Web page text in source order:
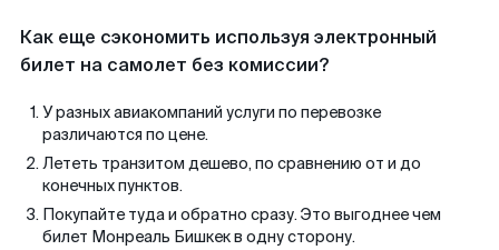
Как еще сэкономить используя электронный
билет на самолет без комиссии?
У разных авиакомпаний услуги по перевозке
различаются по цене.
Лететь транзитом дешево, по сравнению от и до
конечных пунктов.
Покупайте туда и обратно сразу. Это выгоднее чем
билет Монреаль Бишкек в одну сторону.